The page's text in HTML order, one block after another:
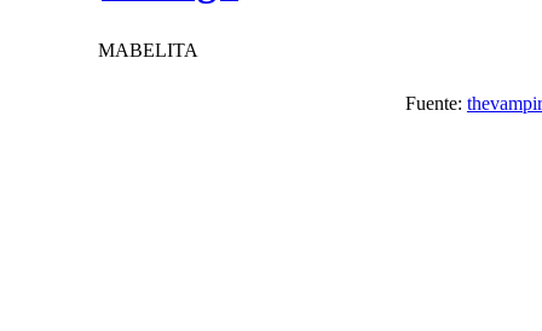
MABELITA
Fuente: